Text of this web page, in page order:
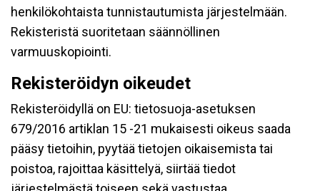
henkilökohtaista tunnistautumista järjestelmään.
Rekisteristä suoritetaan säännöllinen
varmuuskopiointi.
Rekisteröidyn oikeudet
Rekisteröidyllä on EU: tietosuoja-asetuksen
679/2016 artiklan 15 -21 mukaisesti oikeus saada
pääsy tietoihin, pyytää tietojen oikaisemista tai
poistoa, rajoittaa käsittelyä, siirtää tiedot